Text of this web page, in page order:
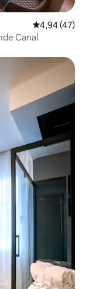
4,94 de uma
4,94 (47)
Canal